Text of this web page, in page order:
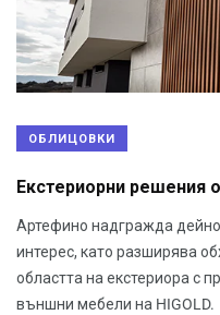
ОБЛИЦОВКИ
Екстериорни решения
Артефино надгражда
интерес, като разширява
областта на екстериора с
външни мебели на HIGOLD.